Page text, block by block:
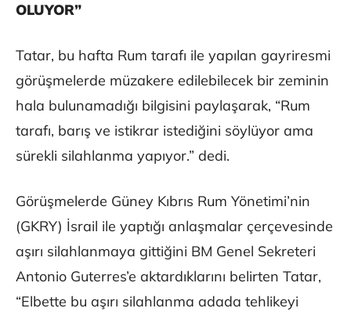
OLUYOR”
Tatar, bu hafta Rum tarafı ile yapılan gayriresmi
görüşmelerde müzakere edilebilecek bir zeminin
hala bulunamadığı bilgisini paylaşarak, “Rum
tarafı, barış ve istikrar istediğini söylüyor ama
sürekli silahlanma yapıyor.” dedi.
Görüşmelerde Güney Kıbrıs Rum Yönetimi’nin
(GKRY) İsrail ile yaptığı anlaşmalar çerçevesinde
aşırı silahlanmaya gittiğini BM Genel Sekreteri
Antonio Guterres’e aktardıklarını belirten Tatar,
“Elbette bu aşırı silahlanma adada tehlikeyi